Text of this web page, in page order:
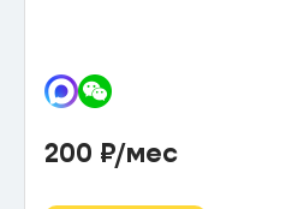
200 ₽/мес